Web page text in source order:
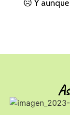
😥 Y